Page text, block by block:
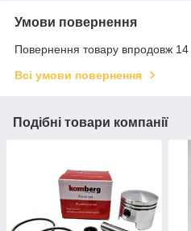
Умови повернення
Повернення товару впродовж 14
Всі умови повернення
Подібні товари компанії